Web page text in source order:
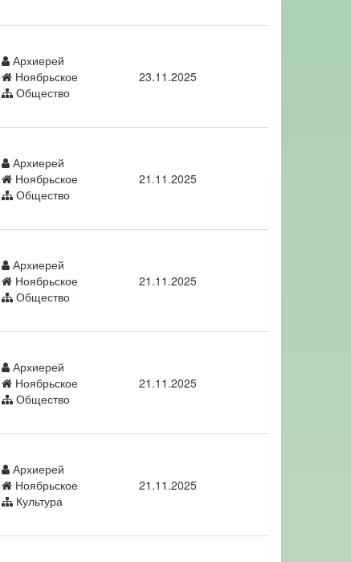
Архиерей
Ноябрьское
Общество
23.11.2025
Архиерей
Ноябрьское
Общество
21.11.2025
Архиерей
Ноябрьское
Общество
21.11.2025
Архиерей
Ноябрьское
Общество
21.11.2025
Архиерей
Ноябрьское
Культура
21.11.2025